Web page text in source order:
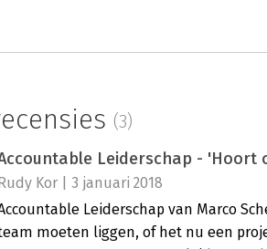
(3)
Leiderschap -
Rudy Kor | 3 januari 2018
Leiderschap van Marco
moeten liggen, of het nu een